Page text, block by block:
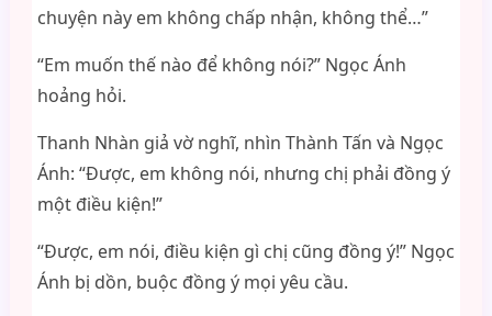
chuyện này em không chấp nhận, không thể…”
“Em muốn thế nào để không nói?” Ngọc Ánh
hoảng hỏi.
Thanh Nhàn giả vờ nghĩ, nhìn Thành Tấn và Ngọc
Ánh: “Được, em không nói, nhưng chị phải đồng ý
một điều kiện!”
“Được, em nói, điều kiện gì chị cũng đồng ý!” Ngọc
Ánh bị dồn, buộc đồng ý mọi yêu cầu.